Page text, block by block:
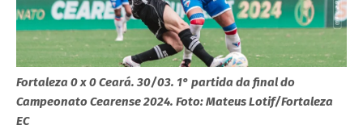
Fortaleza 0 x 0 Ceará. 30/03. 1° partida da final do
Campeonato Cearense 2024. Foto: Mateus Lotif/Fortaleza
EC